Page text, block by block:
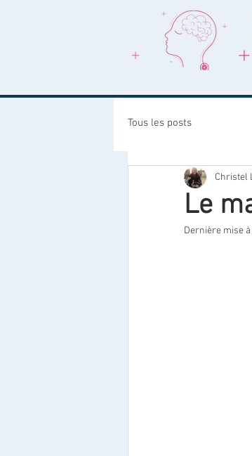
Tous les posts
Le
Christel
Dernière mise à